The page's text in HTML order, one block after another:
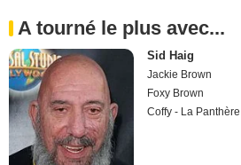
A tourné le plus avec...
Sid Haig
Jackie Brown
Foxy Brown
Coffy - La